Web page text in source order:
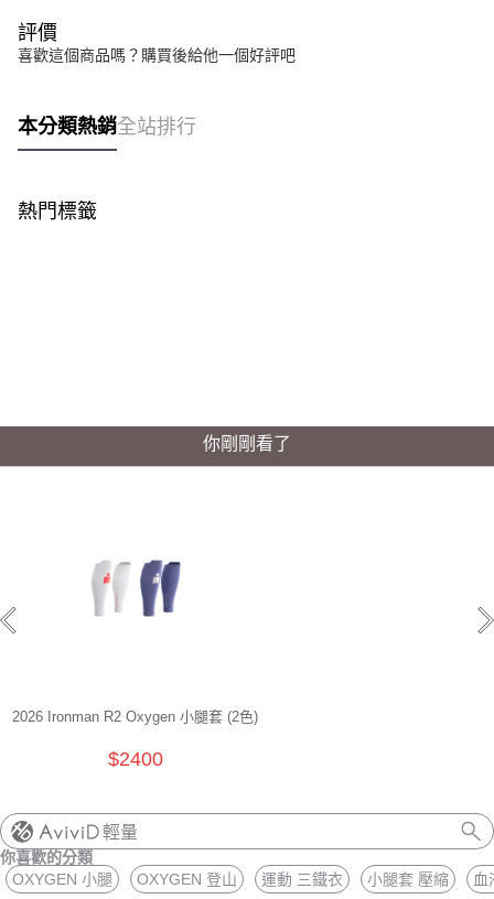
評價
喜歡這個商品嗎？購買後給他一個好評吧
本分類熱銷全站排行
熱門標籤
你剛剛看了
2026 Ironman R2 Oxygen 小腿套 (2色)
$2400
輕量
你喜歡的分類
OXYGEN 小腿
OXYGEN 登山 運動 三鐵衣 小腿套 壓縮 血